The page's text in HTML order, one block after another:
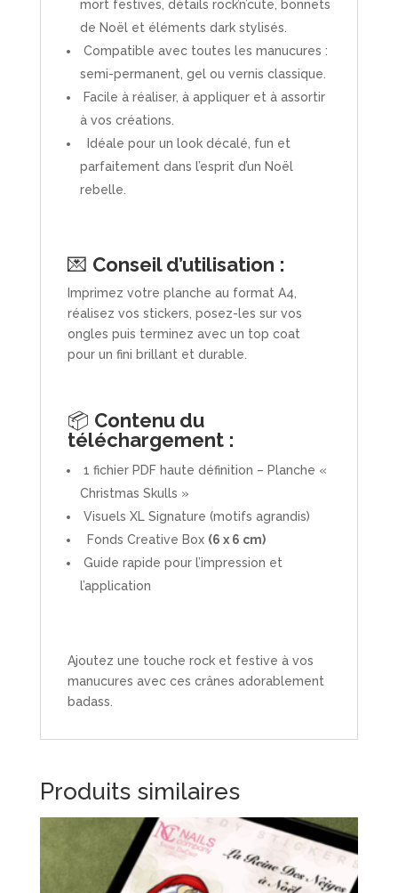
mort festives, détails rock’n’cute, bonnets
de Noël et éléments dark stylisés.
Compatible avec toutes les manucures :
semi-permanent, gel ou vernis classique.
Facile à réaliser, à appliquer et à assortir
à vos créations.
Idéale pour un look décalé, fun et
parfaitement dans l’esprit d’un Noël
rebelle.
💌 Conseil d’utilisation :
Imprimez votre planche au format A4,
réalisez vos stickers, posez-les sur vos
ongles puis terminez avec un top coat
pour un fini brillant et durable.
📦 Contenu du
téléchargement :
1 fichier PDF haute définition – Planche «
Christmas Skulls »
Visuels XL Signature (motifs agrandis)
Fonds Creative Box (6 x 6 cm)
Guide rapide pour l’impression et
l’application
Ajoutez une touche rock et festive à vos
manucures avec ces crânes adorablement
badass.
Produits similaires